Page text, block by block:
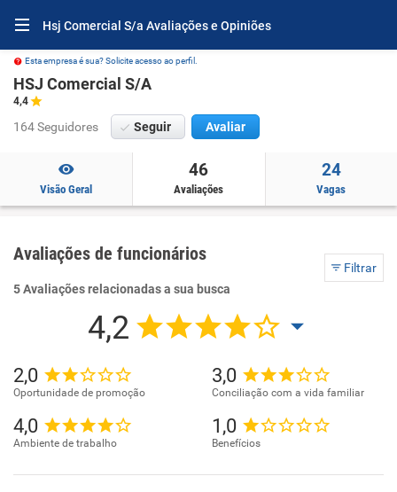
Hsj Comercial S/a Avaliações e Opiniões
Esta empresa é sua? Solicite acesso ao perfil.
HSJ Comercial S/A
4,4
164 Seguidores Seguir Avaliar
Visão Geral
46
Avaliações
24
Vagas
Avaliações de funcionários
Filtrar
5 Avaliações relacionadas a sua busca
4,2
2,0
Oportunidade de promoção
3,0
Conciliação com a vida familiar
4,0
Ambiente de trabalho
1,0
Benefícios